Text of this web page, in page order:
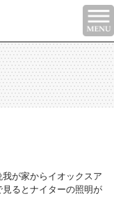
が家からイオックスア
るとナイターの照明が